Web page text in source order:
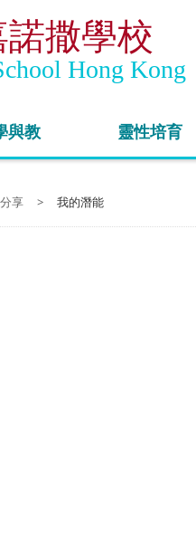
撒學校
Hong Kong
與教 靈性培育
享 > 我的潛能